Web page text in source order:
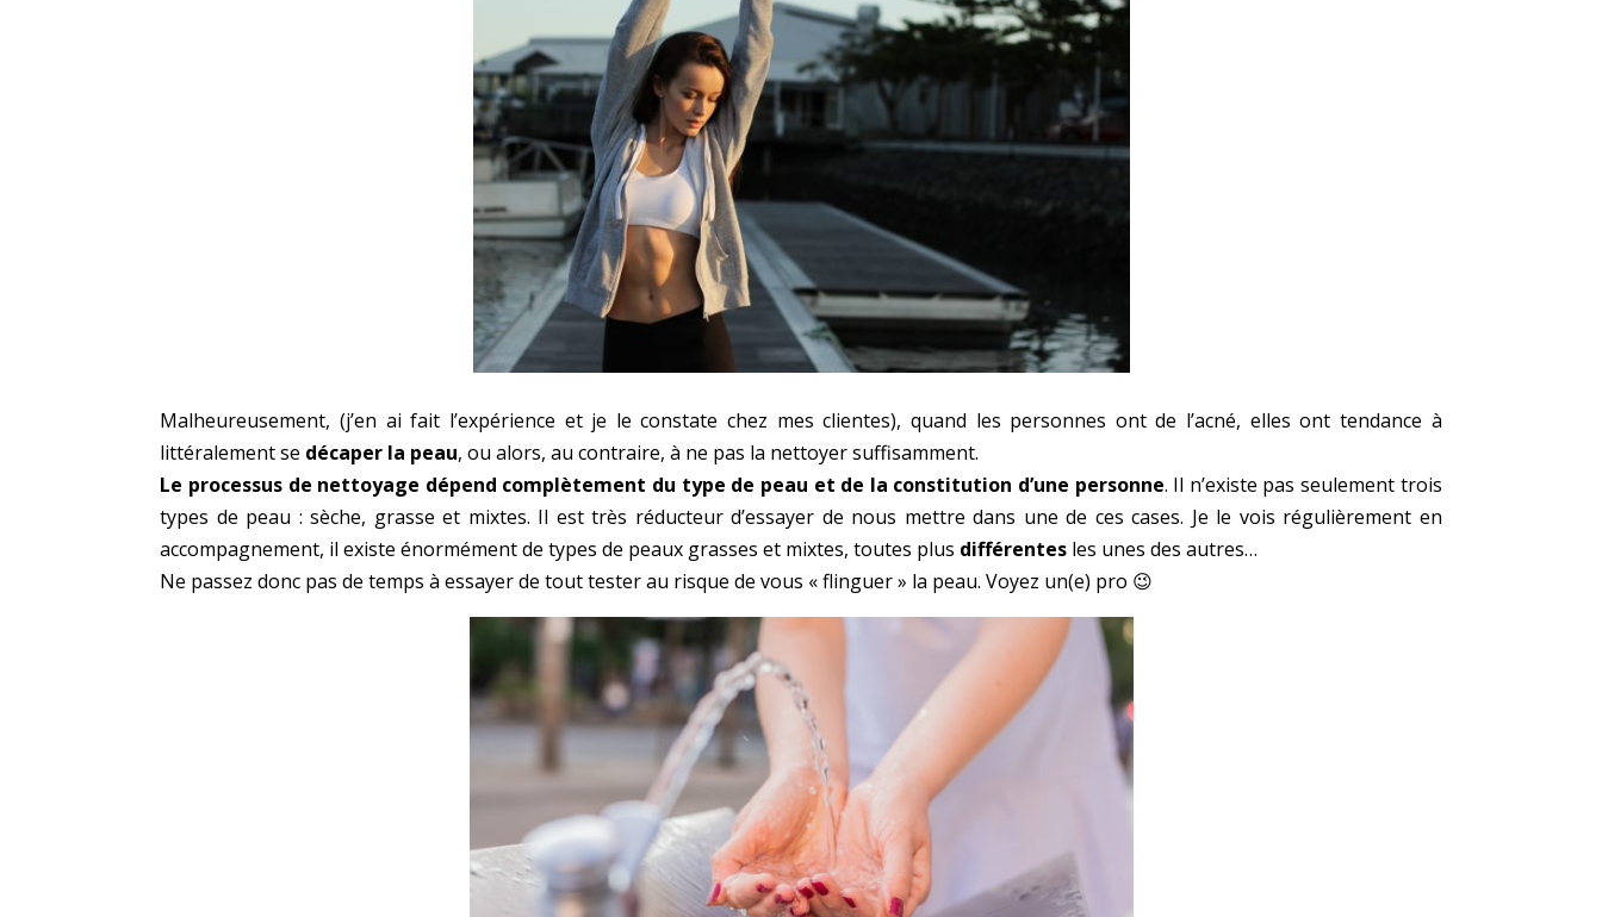
Malheureusement, (j’en ai fait l’expérience et je le constate chez mes clientes), quand les personnes ont de l’acné, elles ont tendance à
littéralement se décaper la peau, ou alors, au contraire, à ne pas la nettoyer suffisamment.
Le processus de nettoyage dépend complètement du type de peau et de la constitution d’une personne. Il n’existe pas seulement trois
types de peau : sèche, grasse et mixtes. Il est très réducteur d’essayer de nous mettre dans une de ces cases. Je le vois régulièrement en
accompagnement, il existe énormément de types de peaux grasses et mixtes, toutes plus différentes les unes des autres…
Ne passez donc pas de temps à essayer de tout tester au risque de vous « flinguer » la peau. Voyez un(e) pro 😉